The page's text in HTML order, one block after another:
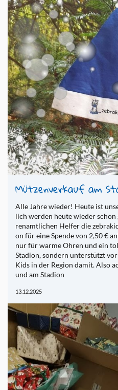
Müt­zen­ver­kauf am
Alle Jahre wie­der! Heute ist
lich wer­den heute wie­der
ren­amt­li­chen Hel­fer die
on für eine Spen­de von 2,50 €
nur für warme Ohren und ein
Sta­di­on, son­dern un­ter­stützt
Kids in der Re­gi­on damit. Also
und am Sta­di­on
13.12.2025